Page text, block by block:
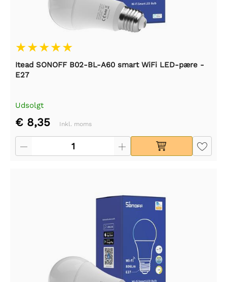
Itead SONOFF B02-BL-A60 smart WiFi LED-pære -
E27
Udsolgt
€ 8,35 Inkl. moms